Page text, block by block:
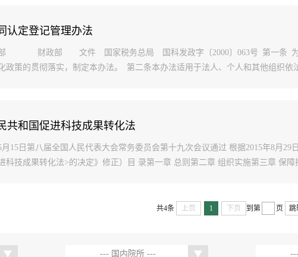
认定登记管理办法
财政部 文件 国家税务总局 国科发政字〔2000〕063号 第一条 为了
政策的贯彻落实，制定本办法。 第二条本办法适用于法人、个人和其他组织依
共和国促进科技成果转化法
5月15日第八届全国人民代表大会常务委员会第十九次会议通过 根据2015年8月
科技成果转化法>的决定》修正）目 录第一章 总则第二章 组织实施第三章 保
共4条 上页 1 下页 到第 页 跳
--- 国内院所 ---